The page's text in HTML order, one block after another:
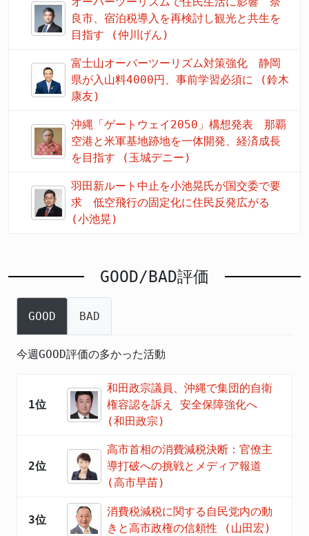
良市、宿泊税導入を再検討し観光と共生を
目指す (仲川げん)
富士山オーバーツーリズム対策強化 静岡
県が入山料4000円、事前学習必須に (鈴木
康友)
沖縄「ゲートウェイ2050」構想発表 那覇
空港と米軍基地跡地を一体開発、経済成長
を目指す (玉城デニー)
羽田新ルート中止を小池晃氏が国交委で要
求 低空飛行の固定化に住民反発広がる
(小池晃)
GOOD/BAD評価
GOOD BAD
今週GOOD評価の多かった活動
1位
和田政宗議員、沖縄で集団的自衛
権容認を訴え 安全保障強化へ
(和田政宗)
2位
高市首相の消費減税決断：官僚主
導打破への挑戦とメディア報道
(高市早苗)
3位
消費税減税に関する自民党内の動
きと高市政権の信頼性 (山田宏)